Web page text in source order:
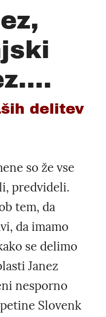
delitev
so že vse
predvideli.
tem, da
da imamo
se delimo
Janez
nesporno
Slovenk